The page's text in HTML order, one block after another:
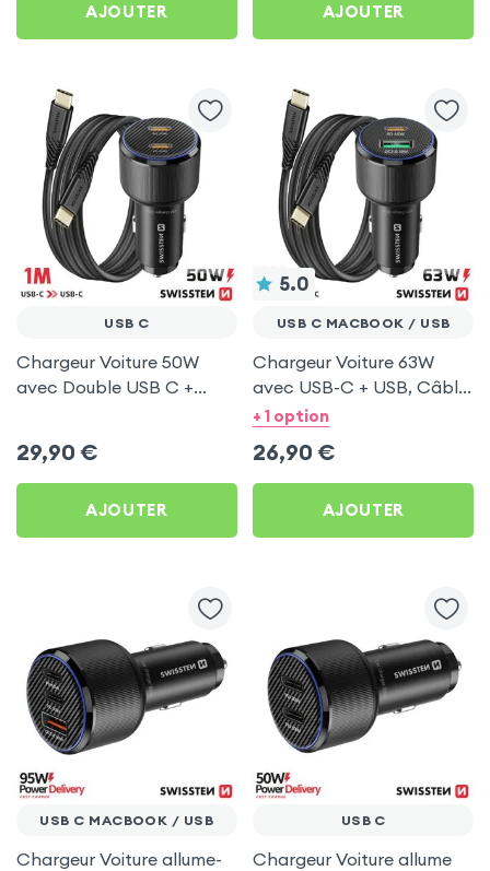
AJOUTER AJOUTER
USB C
Chargeur Voiture 50W
avec Double USB C +
29,90 €
AJOUTER
5.0
USB C MACBOOK / USB
Chargeur Voiture 63W
avec USB-C + USB, Câble
Type C 1m intégré -
+ 1 option
26,90 €
AJOUTER
USB C MACBOOK / USB
Chargeur Voiture allume-
USB C
Chargeur Voiture allume